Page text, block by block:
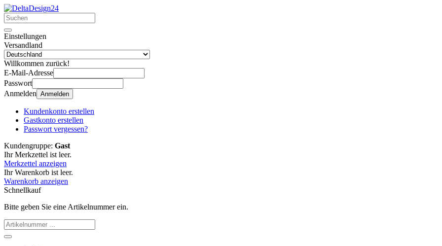
Einstellungen
Versandland
Willkommen zurück!
E-Mail-Adresse
Passwort
Anmelden Anmelden
Kundenkonto erstellen
Gastkonto erstellen
Passwort vergessen?
Kundengruppe: Gast
Ihr Merkzettel ist leer.
Merkzettel anzeigen
Ihr Warenkorb ist leer.
Warenkorb anzeigen
Schnellkauf
Bitte geben Sie eine Artikelnummer ein.